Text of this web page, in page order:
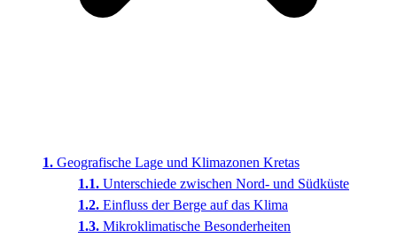
Geografische Lage und Klimazonen Kretas
Unterschiede zwischen Nord- und Südküste
Einfluss der Berge auf das Klima
Mikroklimatische Besonderheiten